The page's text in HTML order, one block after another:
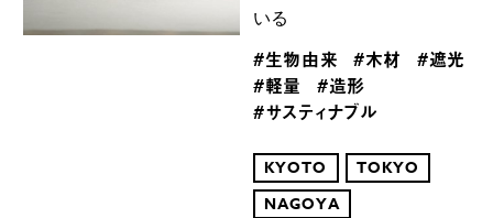
いる
#生物由来 #木材
#遮光
#軽量
#造形
#サスティナブル
KYOTO
TOKYO
NAGOYA